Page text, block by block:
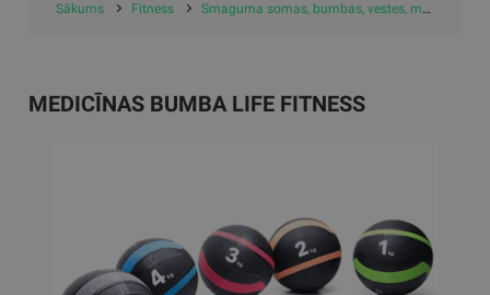
Sākums Fitness Smaguma somas, bumbas, vestes, manžetes
MEDICĪNAS BUMBA LIFE FITNESS